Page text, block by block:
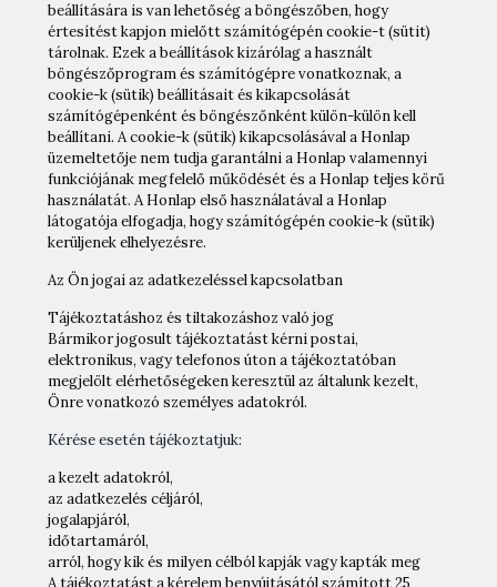
beállítására is van lehetőség a böngészőben, hogy
értesítést kapjon mielőtt számítógépén cookie-t (sütit)
tárolnak. Ezek a beállítások kizárólag a használt
böngészőprogram és számítógépre vonatkoznak, a
cookie-k (sütik) beállításait és kikapcsolását
számítógépenként és böngészőnként külön-külön kell
beállítani. A cookie-k (sütik) kikapcsolásával a Honlap
üzemeltetője nem tudja garantálni a Honlap valamennyi
funkciójának megfelelő működését és a Honlap teljes körű
használatát. A Honlap első használatával a Honlap
látogatója elfogadja, hogy számítógépén cookie-k (sütik)
kerüljenek elhelyezésre.
Az Ön jogai az adatkezeléssel kapcsolatban
Tájékoztatáshoz és tiltakozáshoz való jog
Bármikor jogosult tájékoztatást kérni postai,
elektronikus, vagy telefonos úton a tájékoztatóban
megjelölt elérhetőségeken keresztül az általunk kezelt,
Önre vonatkozó személyes adatokról.
Kérése esetén tájékoztatjuk:
a kezelt adatokról,
az adatkezelés céljáról,
jogalapjáról,
időtartamáról,
arról, hogy kik és milyen célból kapják vagy kapták meg
A tájékoztatást a kérelem benyújtásától számított 25